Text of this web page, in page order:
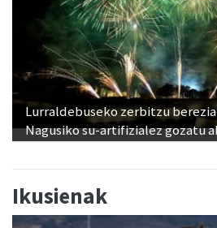
Lurraldebuseko zerbitzu
Nagusiko su-artifizialez gozatu
Ikusienak